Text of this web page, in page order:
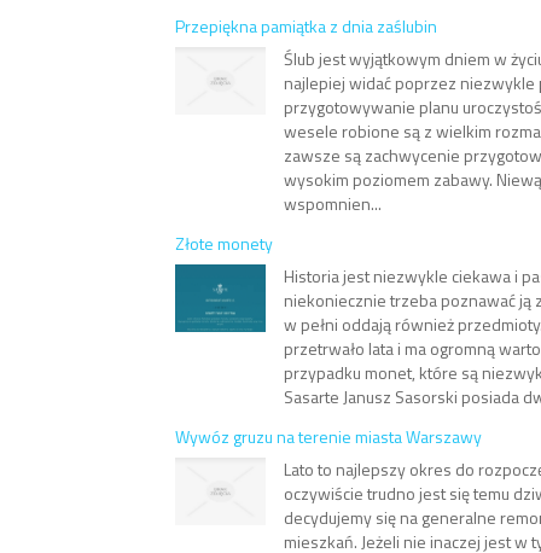
Przepiękna pamiątka z dnia zaślubin
Ślub jest wyjątkowym dniem w
najlepiej widać poprzez niezwykle
przygotowywanie planu
wesele robione są z wielkim
zawsze są zachwycenie
wysokim poziomem zabawy.
wspomnien...
Złote monety
Historia jest niezwykle ciekawa i
niekoniecznie trzeba poznawać ją
w pełni oddają również
przetrwało lata i ma ogromną
przypadku monet, które są
Sasarte Janusz Sasorski posiada
Wywóz gruzu na terenie miasta Warszawy
Lato to najlepszy okres do
oczywiście trudno jest się temu
decydujemy się na generalne
mieszkań. Jeżeli nie inaczej jest w